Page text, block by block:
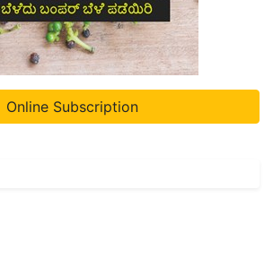
Online Subscription